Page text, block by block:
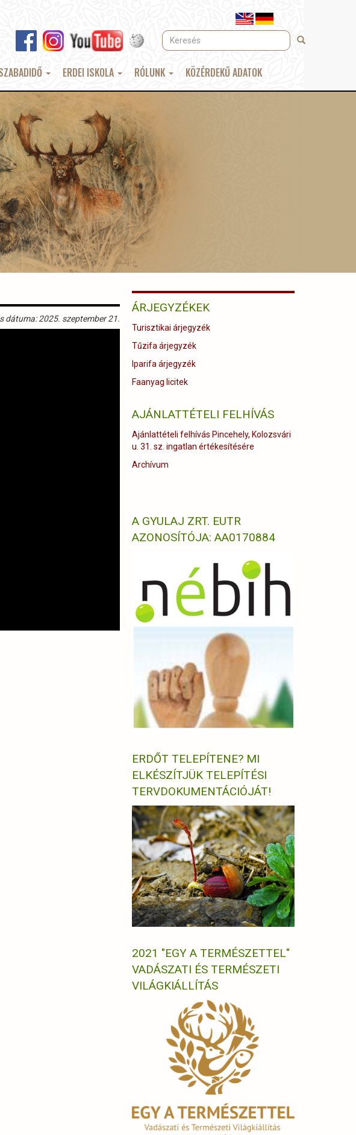
Keresés Keresés
ERDEI ISKOLA RÓLUNK KÖZÉRDEKŰ ADATOK
dátuma: 2025. szeptember 21.
ÁRJEGYZÉKEK
Turisztikai árjegyzék
Tűzifa árjegyzék
Iparifa árjegyzék
Faanyag licitek
AJÁNLATTÉTELI FELHÍVÁS
Ajánlattételi felhívás Pincehely, Kolozsvári
u. 31. sz. ingatlan értékesítésére
Archívum
A GYULAJ ZRT. EUTR
AZONOSÍTÓJA: AA0170884
ERDŐT TELEPÍTENE? MI
ELKÉSZÍTJÜK TELEPÍTÉSI
TERVDOKUMENTÁCIÓJÁT!
2021 "EGY A TERMÉSZETTEL"
VADÁSZATI ÉS TERMÉSZETI
VILÁGKIÁLLÍTÁS